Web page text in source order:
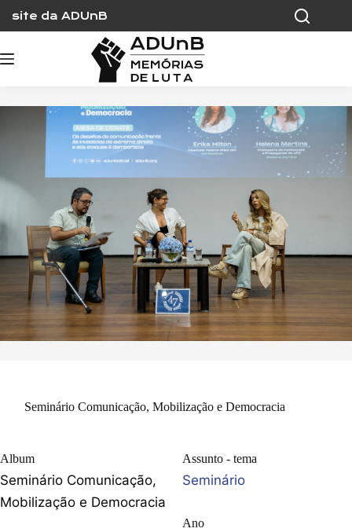
content
site da ADUnB
Seminário Comunicação, Mobilização e Democracia
Album
Seminário Comunicação,
Mobilização e Democracia
Assunto - tema
Seminário
Ano